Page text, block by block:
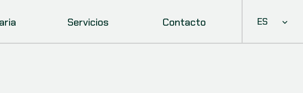
Servicios Contacto Select
ES